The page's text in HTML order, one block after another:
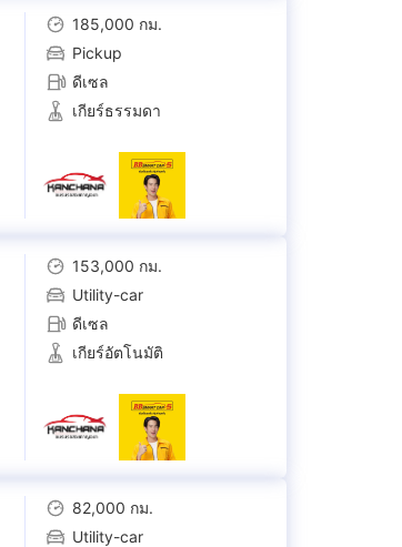
185,000 กม.
Pickup
ดีเซล
เกียร์ธรรมดา
153,000 กม.
Utility-car
ดีเซล
เกียร์อัตโนมัติ
82,000 กม.
Utility-car